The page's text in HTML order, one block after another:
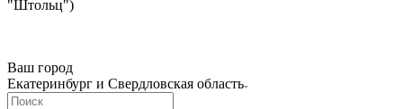
"Штольц")
Ваш город
Екатеринбург и Свердловская область